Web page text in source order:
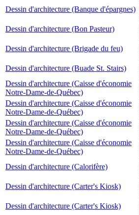
Dessin d'architecture (Banque d'épargnes)
Dessin d'architecture (Bon Pasteur)
Dessin d'architecture (Brigade du feu)
Dessin d'architecture (Buade St. Stairs)
Dessin d'architecture (Caisse d'économie
Notre-Dame-de-Québec)
Dessin d'architecture (Caisse d'économie
Notre-Dame-de-Québec)
Dessin d'architecture (Caisse d'économie
Notre-Dame-de-Québec)
Dessin d'architecture (Caisse d'économie
Notre-Dame-de-Québec)
Dessin d'architecture (Calorifère)
Dessin d'architecture (Carter's Kiosk)
Dessin d'architecture (Carter's Kiosk)